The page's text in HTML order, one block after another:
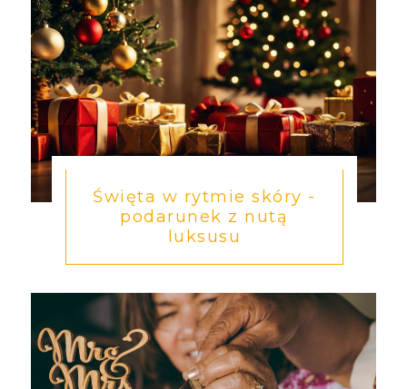
Święta w rytmie skóry -
podarunek z nutą
luksusu